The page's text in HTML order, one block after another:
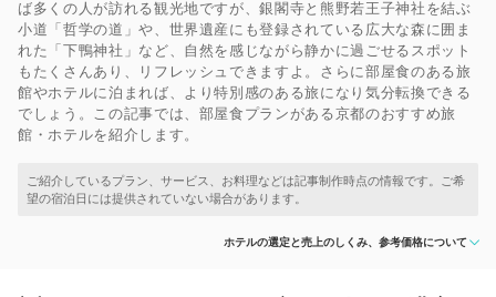
ば多くの人が訪れる観光地ですが、銀閣寺と熊野若王子神社を結ぶ
小道「哲学の道」や、世界遺産にも登録されている広大な森に囲ま
れた「下鴨神社」など、自然を感じながら静かに過ごせるスポット
もたくさんあり、リフレッシュできますよ。さらに部屋食のある旅
館やホテルに泊まれば、より特別感のある旅になり気分転換できる
でしょう。この記事では、部屋食プランがある京都のおすすめ旅
館・ホテルを紹介します。
ホテルの選定と売上のしくみ、参考価格について